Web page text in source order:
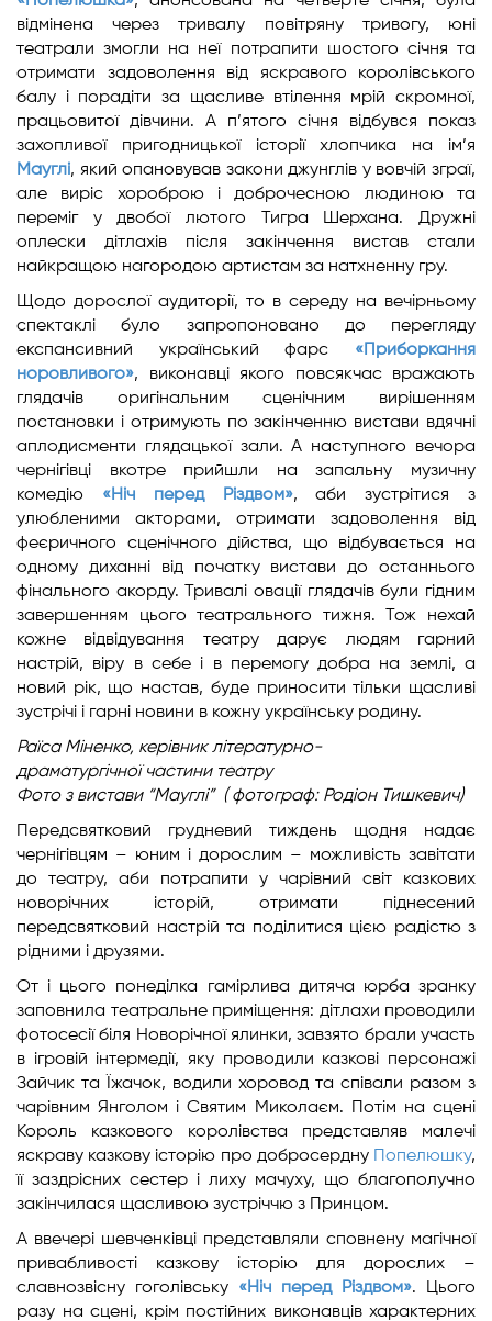
відмінена через тривалу повітряну тривогу, юні
театрали змогли на неї потрапити шостого січня та
отримати задоволення від яскравого королівського
балу і порадіти за щасливе втілення мрій скромної,
працьовитої дівчини. А п’ятого січня відбувся показ
захопливої пригодницької історії хлопчика на ім’я
Мауглі, який опановував закони джунглів у вовчій зграї,
але виріс хороброю і доброчесною людиною та
переміг у двобої лютого Тигра Шерхана. Дружні
оплески дітлахів після закінчення вистав стали
найкращою нагородою артистам за натхненну гру.
Щодо дорослої аудиторії, то в середу на вечірньому
спектаклі було запропоновано до перегляду
експансивний український фарс «Приборкання
норовливого», виконавці якого повсякчас вражають
глядачів оригінальним сценічним вирішенням
постановки і отримують по закінченню вистави вдячні
аплодисменти глядацької зали. А наступного вечора
чернігівці вкотре прийшли на запальну музичну
комедію «Ніч перед Різдвом», аби зустрітися з
улюбленими акторами, отримати задоволення від
феєричного сценічного дійства, що відбувається на
одному диханні від початку вистави до останнього
фінального акорду. Тривалі овації глядачів були гідним
завершенням цього театрального тижня. Тож нехай
кожне відвідування театру дарує людям гарний
настрій, віру в себе і в перемогу добра на землі, а
новий рік, що настав, буде приносити тільки щасливі
зустрічі і гарні новини в кожну українську родину.
Раїса Міненко, керівник літературно-
драматургічноїчастини театру
Фото з вистави “Мауглі” ( фотограф: Родіон Тишкевич)
Передсвятковий грудневий тиждень щодня надає
чернігівцям – юним і дорослим – можливість завітати
до театру, аби потрапити у чарівний світ казкових
новорічних історій, отримати піднесений
передсвятковий настрій та поділитися цією радістю з
рідними і друзями.
От і цього понеділка гамірлива дитяча юрба зранку
заповнила театральне приміщення: дітлахи проводили
фотосесії біля Новорічної ялинки, завзято брали участь
в ігровій інтермедії, яку проводили казкові персонажі
Зайчик та Їжачок, водили хоровод та співали разом з
чарівним Янголом і Святим Миколаєм. Потім на сцені
Король казкового королівства представляв малечі
яскраву казкову історію про добросердну
Попелюшку,
її заздрісних сестер і лиху мачуху, що благополучно
закінчилася щасливою зустріччю з Принцом.
А ввечері шевченківці представляли сповнену магічної
привабливості казкову історію для дорослих –
славнозвісну гоголівську «Ніч перед Різдвом». Цього
разу на сцені, крім постійних виконавців характерних